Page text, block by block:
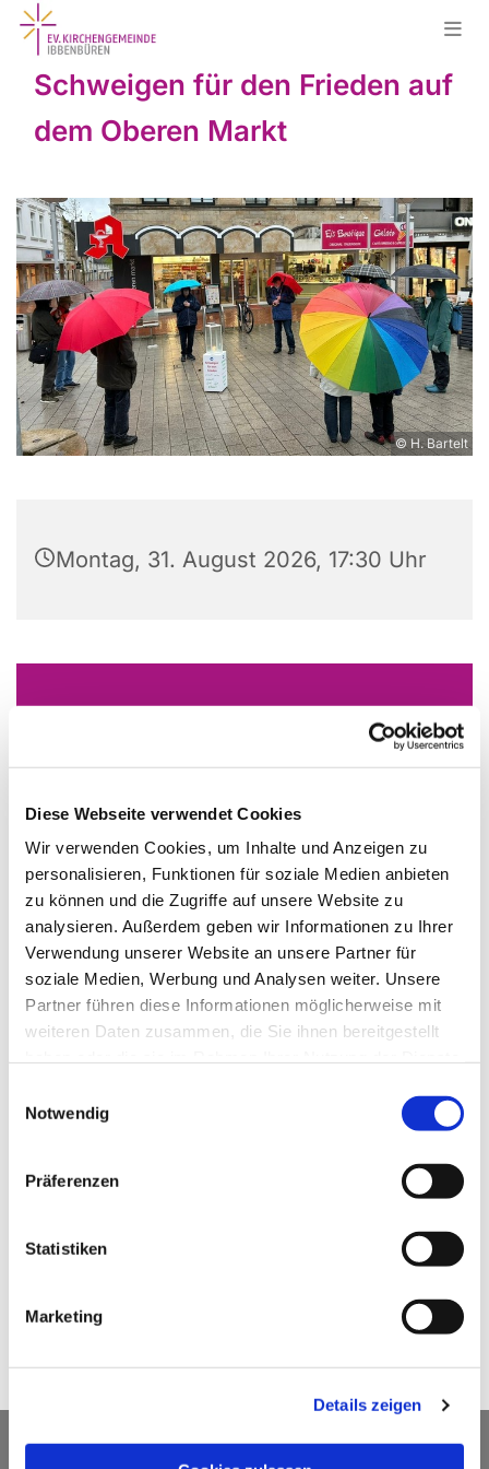
Diese Webseite verwendet Cookies
Wir verwenden Cookies, um Inhalte und Anzeigen zu
personalisieren, Funktionen für soziale Medien anbieten
zu können und die Zugriffe auf unsere Website zu
analysieren. Außerdem geben wir Informationen zu Ihrer
Verwendung unserer Website an unsere Partner für
soziale Medien, Werbung und Analysen weiter. Unsere
Partner führen diese Informationen möglicherweise mit
weiteren Daten zusammen, die Sie ihnen bereitgestellt
Notwendig
Präferenzen
Statistiken
Marketing
Details zeigen
Schweigen für den Frieden auf
dem Oberen Markt
© H. Bartelt
Montag, 31. August 2026, 17:30 Uhr
Dies könnte Sie auch
interessieren